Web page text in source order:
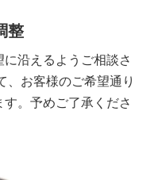
整
沿えるようご相談さ
、お客様のご希望通り
。予めご了承くださ